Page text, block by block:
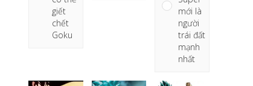
giết
chết
Goku
mới là
người
trái đất
mạnh
nhất